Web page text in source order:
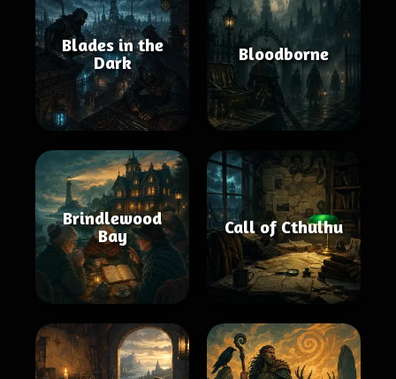
Blades in the
Dark
Bloodborne
Brindlewood
Bay
Call of Cthulhu